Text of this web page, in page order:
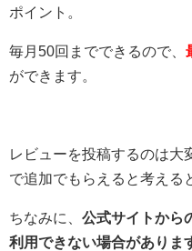
ポイント。
毎月50回までできるので、
ができます。
レビューを投稿するのは大
で追加でもらえると考える
ちなみに、 公式サイトから
利用できない場合がありま